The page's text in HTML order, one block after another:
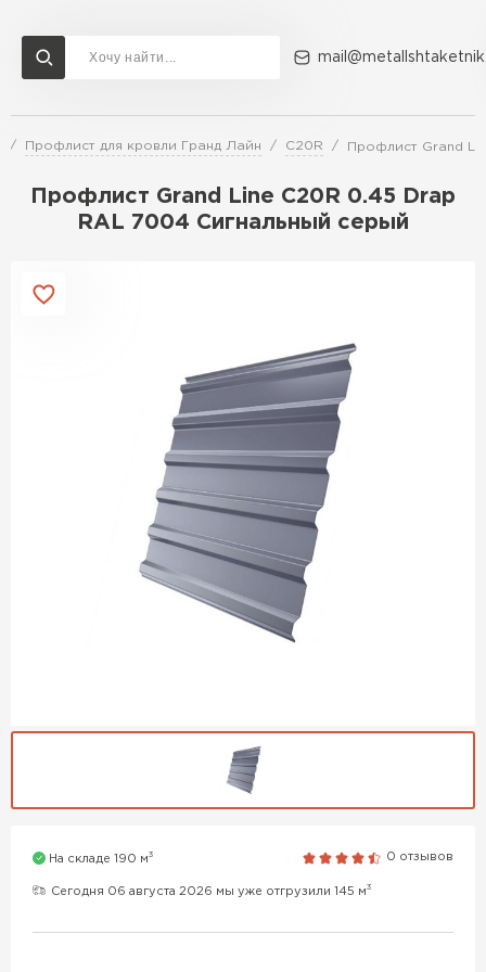
Профлист для кровли Гранд Лайн C20R Профлист Grand
Профлист Grand Line C20R 0.45 Drap
RAL 7004 Сигнальный серый
На складе 190 м3 0 отзывов
Сегодня 06 августа 2026 мы уже отгрузили 145 м3
Доставка и оплата Акции О компании Контакты
Перейти в каталог